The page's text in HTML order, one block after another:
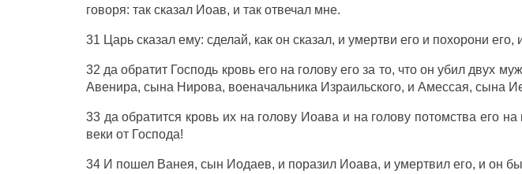
говоря: так сказал Иоав, и так отвечалмне.
31 Царь сказалему: сделай, как он сказал, и умертви его и похорони его,
32 даобратит Господь кровьего на голову его за то, что онубил двух
Авенира, сына Нирова, военачальника Израильского, и Амессая, сына
33 даобратится кровь их на голову Иоава и на голову потомства его на
веки от Господа!
34 И пошел Ванея, сын Иодаев, и поразилИоава, и умертвилего, и он